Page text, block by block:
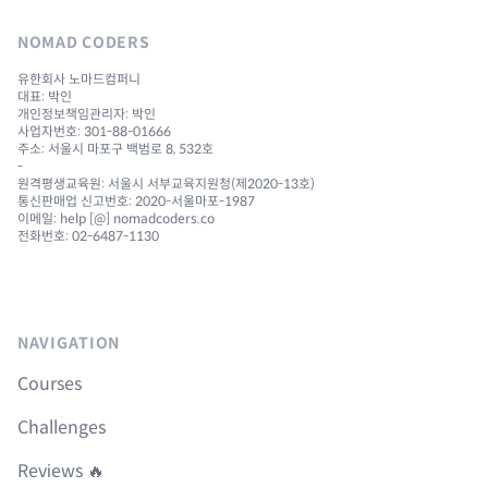
NOMAD CODERS
유한회사 노마드컴퍼니
대표: 박인
개인정보책임관리자: 박인
사업자번호: 301-88-01666
주소: 서울시 마포구 백범로 8, 532호
-
원격평생교육원: 서울시 서부교육지원청(제2020-13호)
통신판매업 신고번호: 2020-서울마포-1987
이메일: help [@] nomadcoders.co
전화번호: 02-6487-1130
NAVIGATION
Courses
Challenges
Reviews 🔥